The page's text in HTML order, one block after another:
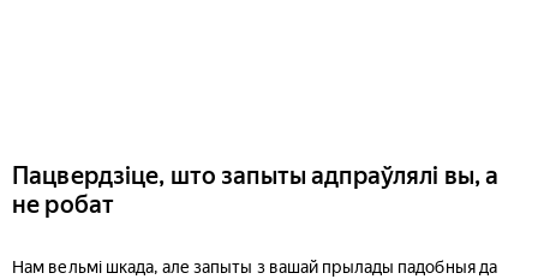
Пацвердзіце, што запыты адпраўлялі вы, а
не робат
Нам вельмі шкада, але запыты з вашай прылады падобныя да